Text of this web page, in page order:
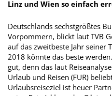
Linz und Wien so einfach
Deutschlands sechstgrößtes
Vorpommern, blickt laut TVB
auf das zweitbeste Jahr seiner
2018 könnte das beste
gut, denn das laut
Urlaub und Reisen (FUR)
Urlaubsreiseziel ist heuer